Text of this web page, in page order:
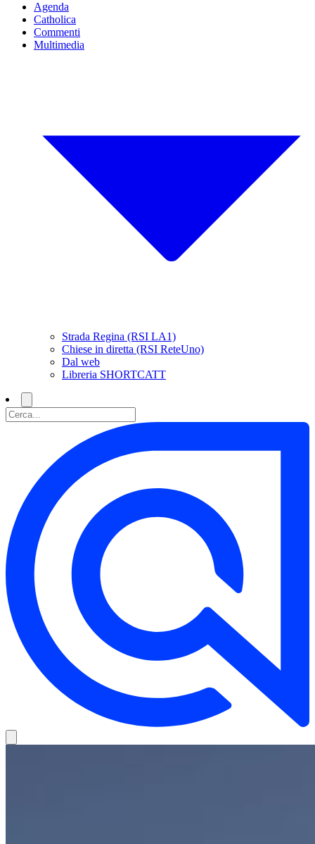
Agenda
Catholica
Commenti
Multimedia
Strada Regina (RSI LA1)
Chiese in diretta (RSI ReteUno)
Dal web
Libreria SHORTCATT